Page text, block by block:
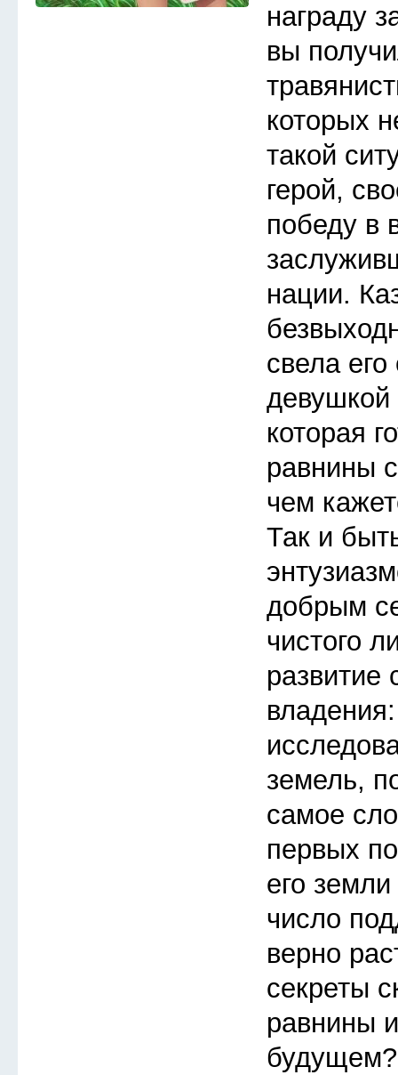
награду
вы
которых
такой
герой,
победу в
нации.
свела его
которая
равнины
чем
Так и
добрым
чистого
развитие
земель,
самое
первых
его
число
верно
секреты
равнины
будущем?